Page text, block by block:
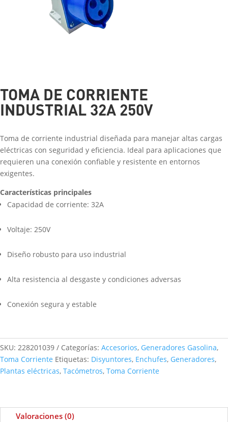
TOMA DE CORRIENTE
INDUSTRIAL 32A 250V
Toma de corriente industrial diseñada para manejar altas cargas
eléctricas con seguridad y eficiencia. Ideal para aplicaciones que
requieren una conexión confiable y resistente en entornos
exigentes.
Características principales
Capacidad de corriente: 32A
Voltaje: 250V
Diseño robusto para uso industrial
Alta resistencia al desgaste y condiciones adversas
Conexión segura y estable
SKU: 228201039 Categorías: Accesorios, Generadores Gasolina,
Toma Corriente Etiquetas: Disyuntores, Enchufes, Generadores,
Plantas eléctricas, Tacómetros, Toma Corriente
Valoraciones (0)